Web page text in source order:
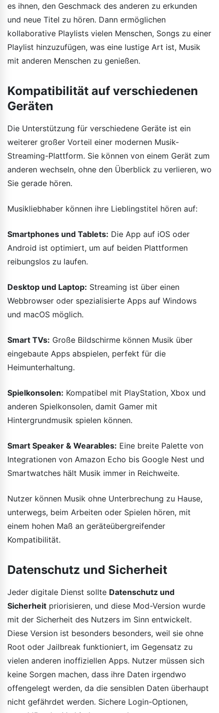
es ihnen, den Geschmack des anderen zu erkunden
und neue Titel zu hören. Dann ermöglichen
kollaborative Playlists vielen Menschen, Songs zu einer
Playlist hinzuzufügen, was eine lustige Art ist, Musik
mit anderen Menschen zu genießen.
Kompatibilität auf verschiedenen
Geräten
Die Unterstützung für verschiedene Geräte ist ein
weiterer großer Vorteil einer modernen Musik-
Streaming-Plattform. Sie können von einem Gerät zum
anderen wechseln, ohne den Überblick zu verlieren, wo
Sie gerade hören.
Musikliebhaber können ihre Lieblingstitel hören auf:
Smartphones und Tablets: Die App auf iOS oder
Android ist optimiert, um auf beiden Plattformen
reibungslos zu laufen.
Desktop und Laptop: Streaming ist über einen
Webbrowser oder spezialisierte Apps auf Windows
und macOS möglich.
Smart TVs: Große Bildschirme können Musik über
eingebaute Apps abspielen, perfekt für die
Heimunterhaltung.
Spielkonsolen: Kompatibel mit PlayStation, Xbox und
anderen Spielkonsolen, damit Gamer mit
Hintergrundmusik spielen können.
Smart Speaker & Wearables: Eine breite Palette von
Integrationen von Amazon Echo bis Google Nest und
Smartwatches hält Musik immer in Reichweite.
Nutzer können Musik ohne Unterbrechung zu Hause,
unterwegs, beim Arbeiten oder Spielen hören, mit
einem hohen Maß an geräteübergreifender
Kompatibilität.
Datenschutz und Sicherheit
Jeder digitale Dienst sollte Datenschutz und
Sicherheit priorisieren, und diese Mod-Version wurde
mit der Sicherheit des Nutzers im Sinn entwickelt.
Diese Version ist besonders besonders, weil sie ohne
Root oder Jailbreak funktioniert, im Gegensatz zu
vielen anderen inoffiziellen Apps. Nutzer müssen sich
keine Sorgen machen, dass ihre Daten irgendwo
offengelegt werden, da die sensiblen Daten überhaupt
nicht gefährdet werden. Sichere Login-Optionen,